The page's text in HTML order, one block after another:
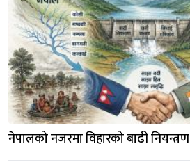
नेपालको नजरमा विहारको बाढी नियन्त्रण